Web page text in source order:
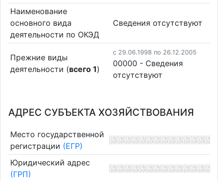
Наименование
основного вида
деятельности по ОКЭД
Cведения отсутствуют
Прежние виды
деятельности (всего 1)
c 29.06.1998 по 26.12.2005
00000 - Cведения
отсутствуют
АДРЕС СУБЪЕКТА ХОЗЯЙСТВОВАНИЯ
Место государственной
регистрации (ЕГР)
Юридический адрес
(ГРП)